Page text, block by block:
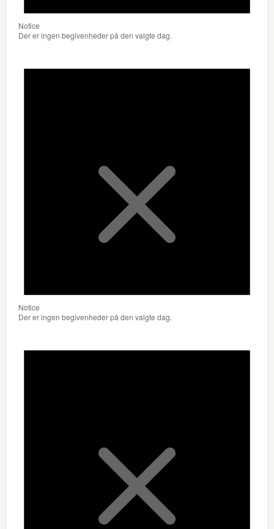
Notice
Der er ingen begivenheder på den valgte dag.
Notice
Der er ingen begivenheder på den valgte dag.